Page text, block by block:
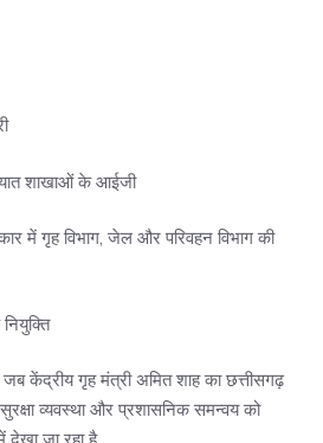
शाखाओं के आईजी
में गृह विभाग, जेल और परिवहन विभाग की
केंद्रीय गृह मंत्री अमित शाह का छत्तीसगढ़
सुरक्षा व्यवस्था और प्रशासनिक समन्वय को